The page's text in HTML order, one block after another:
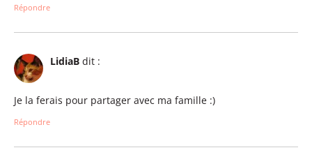
Répondre
LidiaB dit :
Je la ferais pour partager avec ma famille :)
Répondre